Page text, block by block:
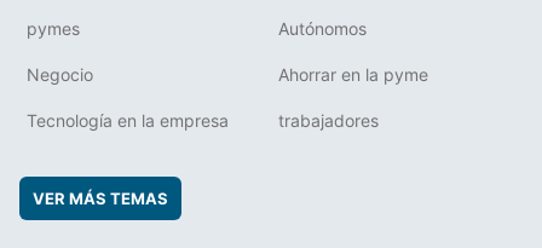
pymes Autónomos
Negocio Ahorrar en la pyme
Tecnología en la empresa trabajadores
VER MÁS TEMAS